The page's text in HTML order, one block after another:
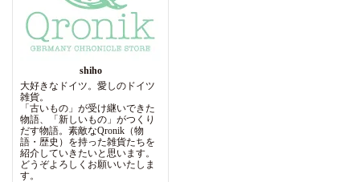
shiho
大好きなドイツ。愛しのドイツ
雑貨。
「古いもの」が受け継いできた
物語、「新しいもの」がつくり
だす物語。素敵なQronik（物
語・歴史）を持った雑貨たちを
紹介していきたいと思います。
どうぞよろしくお願いいたしま
す。